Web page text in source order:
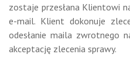
zostaje przesłana Klientowi
e-mail. Klient dokonuje
odesłanie maila zwrotnego
akceptację zlecenia sprawy.